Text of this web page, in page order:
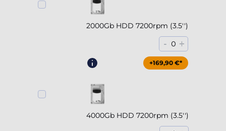
2000Gb HDD 7200rpm (3.5'')
- 0 +
+169,90 €*
4000Gb HDD 7200rpm (3.5'')